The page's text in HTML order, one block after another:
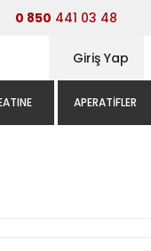
0 850 441 03 48
Giriş Yap
APERATIFLER